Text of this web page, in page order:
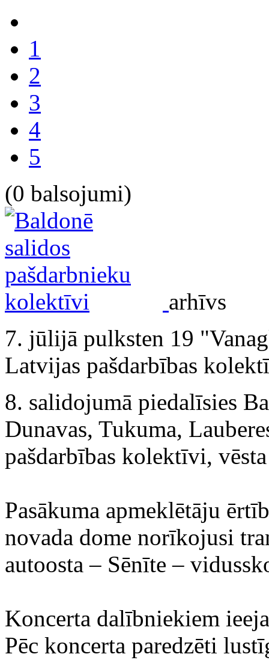
1
2
3
4
5
(0 balsojumi)
arhīvs
7. jūlijā pulksten 19
Latvijas pašdarbības
8. salidojumā piedalīsies
Dunavas, Tukuma,
pašdarbības kolektīvi,
Pasākuma apmeklētāju
novada dome norīkojusi
autoosta – Sēnīte –
Koncerta dalībniekiem
Pēc koncerta paredzēti